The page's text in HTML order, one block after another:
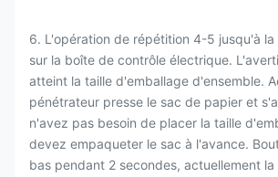
6. L'opération de répétition 4-5 jusqu'à
sur la boîte de contrôle électrique.
atteint la taille d'emballage d'ensemble.
pénétrateur presse le sac de papier et
n'avez pas besoin de placer la taille
devez empaqueter le sac à l'avance.
bas pendant 2 secondes, actuellement la